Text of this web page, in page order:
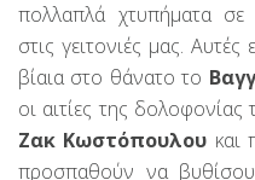
πολλαπλά χτυπήματα σε
στις γειτονιές μας.
βίαια στο θάνατο το
οι αιτίες της δολοφονίας
Ζακ Κωστόπουλου και
προσπαθούν να